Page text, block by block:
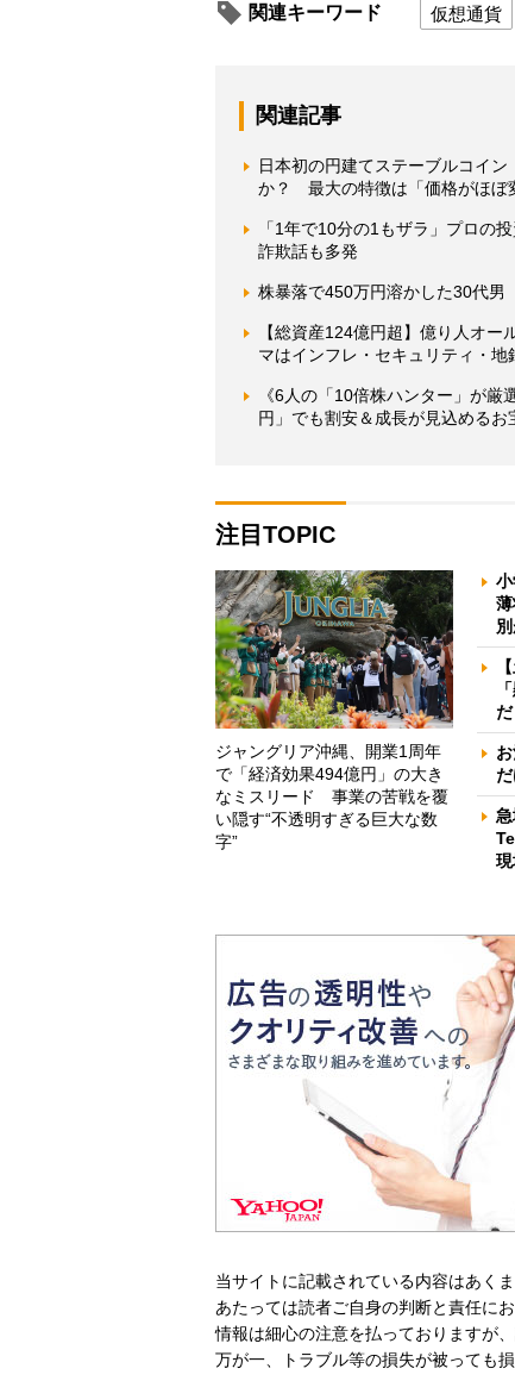
関連キーワード 仮想通貨
関連記事
日本初の円建てステーブルコイ
か？ 最大の特徴は「価格がほぼ
「1年で10分の1もザラ」プロの
詐欺話も多発
株暴落で450万円溶かした30代
【総資産124億円超】億り人オ
マはインフレ・セキュリティ・
《6人の「10倍株ハンター」が
円」でも割安＆成長が見込める
注目TOPIC
ジャングリア沖縄、開業1周年
で「経済効果494億円」の大き
なミスリード 事業の苦戦を覆
い隠す“不透明すぎる巨大な数
字”
当サイトに記載されている内容はあく
あたっては読者ご自身の判断と責任に
情報は細心の注意を払っておりますが
万が一、トラブル等の損失が被っても